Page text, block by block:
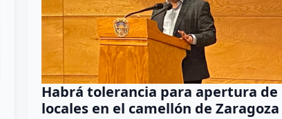
Habrá tolerancia para apertura de
locales en el camellón de Zaragoza